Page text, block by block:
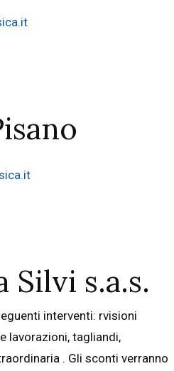
s.a.s.
interventi: rvisioni
lavorazioni, tagliandi,
. Gli sconti verranno